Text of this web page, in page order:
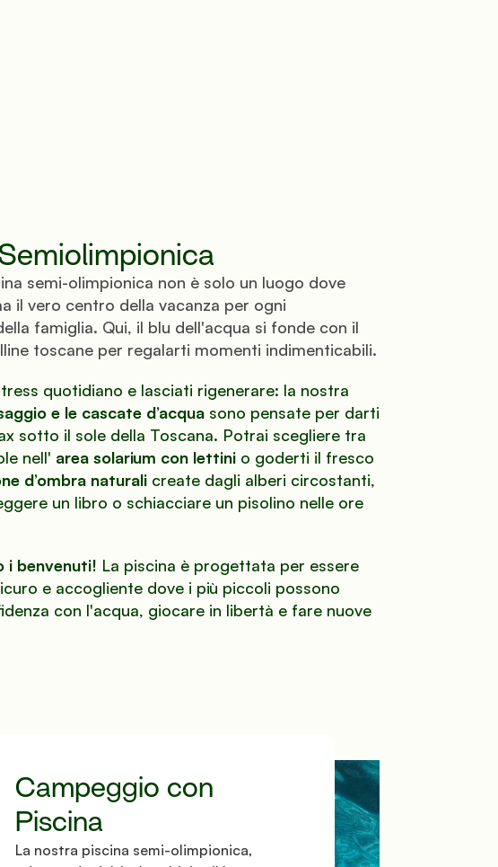
semi-olimpionica non è solo un luogo dove
il vero centro della vacanza per ogni
famiglia. Qui, il blu dell'acqua si fonde con il
toscane per regalarti momenti indimenticabili.
e le cascate d’acqua sono pensate per darti
sotto il sole della Toscana. Potrai scegliere tra
nell' area solarium con lettini o goderti il fresco
d’ombra naturali create dagli alberi circostanti,
un libro o schiacciare un pisolino nelle ore
i benvenuti! La piscina è progettata per essere
e accogliente dove i più piccoli possono
con l'acqua, giocare in libertà e fare nuove
Campeggio con
Piscina
La nostra piscina semi-olimpionica,